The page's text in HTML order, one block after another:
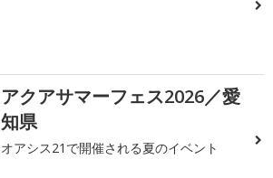
アクアサマーフェス2026／愛
知県
オアシス21で開催される夏のイベント